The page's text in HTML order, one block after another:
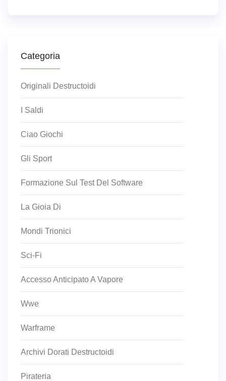
Categoria
Originali Destructoidi
I Saldi
Ciao Giochi
Gli Sport
Formazione Sul Test Del Software
La Gioia Di
Mondi Trionici
Sci-Fi
Accesso Anticipato A Vapore
Wwe
Warframe
Archivi Dorati Destructoidi
Pirateria